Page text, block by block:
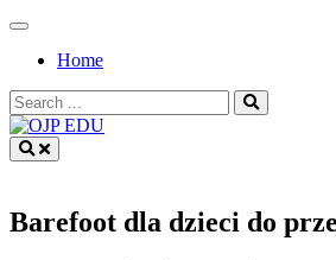
Skip
contentHome
Search
for:
Barefoot dla dzieci do